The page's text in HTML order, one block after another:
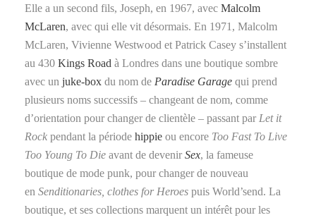
Elle a un second fils, Joseph, en 1967, avec Malcolm
McLaren, avec qui elle vit désormais. En 1971, Malcolm
McLaren, Vivienne Westwood et Patrick Casey s’installent
au 430 Kings Road à Londres dans une boutique sombre
avec un juke-box du nom de Paradise Garage qui prend
plusieurs noms successifs – changeant de nom, comme
d’orientation pour changer de clientèle – passant par Let it
Rock pendant la période hippie ou encore Too Fast To Live
Too Young To Die avant de devenir Sex, la fameuse
boutique de mode punk, pour changer de nouveau
en Senditionaries, clothes for Heroes puis World’send. La
boutique, et ses collections marquent un intérêt pour les